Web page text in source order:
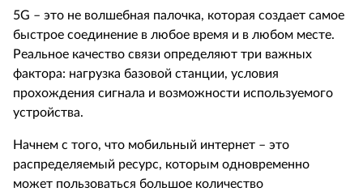
5G – это не волшебная палочка, которая создает самое
быстрое соединение в любое время и в любом месте.
Реальное качество связи определяют три важных
фактора: нагрузка базовой станции, условия
прохождения сигнала и возможности используемого
устройства.
Начнем с того, что мобильный интернет – это
распределяемый ресурс, которым одновременно
может пользоваться большое количество